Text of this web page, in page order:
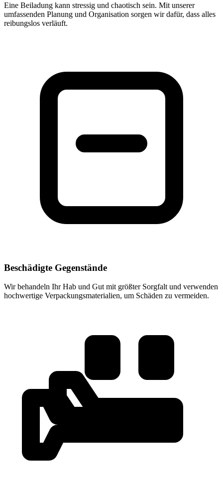
Eine Beiladung kann stressig und chaotisch sein. Mit unserer
umfassenden Planung und Organisation sorgen wir dafür, dass alles
reibungslos verläuft.
Beschädigte Gegenstände
Wir behandeln Ihr Hab und Gut mit größter Sorgfalt und verwenden
hochwertige Verpackungsmaterialien, um Schäden zu vermeiden.